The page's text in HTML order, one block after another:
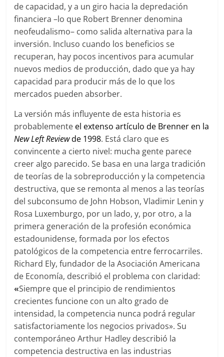
de capacidad, y a un giro hacia la depredación
financiera –lo que Robert Brenner denomina
neofeudalismo– como salida alternativa para la
inversión. Incluso cuando los beneficios se
recuperan, hay pocos incentivos para acumular
nuevos medios de producción, dado que ya hay
capacidad para producir más de lo que los
mercados pueden absorber.
La versión más influyente de esta historia es
probablemente el extenso artículo de Brenner en la
New Left Reviewde 1998. Está claro que es
convincente a cierto nivel: mucha gente parece
creer algo parecido. Se basa en una larga tradición
de teorías de la sobreproducción y la competencia
destructiva, que se remonta al menos a las teorías
del subconsumo de John Hobson, Vladimir Lenin y
Rosa Luxemburgo, por un lado, y, por otro, a la
primera generación de la profesión económica
estadounidense, formada por los efectos
patológicos de la competencia entre ferrocarriles.
Richard Ely, fundador de la Asociación Americana
de Economía, describió el problema con claridad:
«Siempre que el principio de rendimientos
crecientes funcione con un alto grado de
intensidad, la competencia nunca podrá regular
satisfactoriamente los negocios privados». Su
contemporáneo Arthur Hadley describió la
competencia destructiva en las industrias